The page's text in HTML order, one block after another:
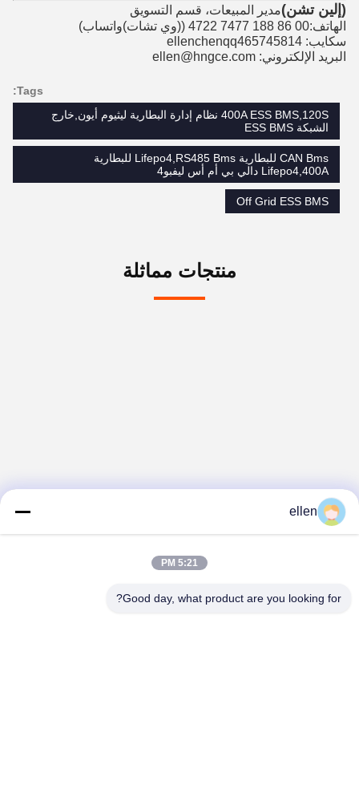
(إلين تشن)مدير المبيعات، قسم التسويق
الهاتف:00 86 188 7477 4722 (
(وي تشات)واتساب)
سكايب: ellenchenqq465745814
البريد الإلكتروني: ellen@hngce.com
Tags:
400A ESS BMS,120S نظام إدارة البطارية ليثيوم أيون,خارج
الشبكة ESS BMS
CAN Bms للبطارية Lifepo4,RS485 Bms للبطارية
Lifepo4,400A دالي بي أم أس ليفبو4
Off Grid ESS BMS
منتجات مماثلة
ellen
5:21 PM
Good day, what product are you looking for?